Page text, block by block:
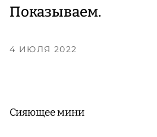
Показываем.
4 ИЮЛЯ 2022
Сияющее мини